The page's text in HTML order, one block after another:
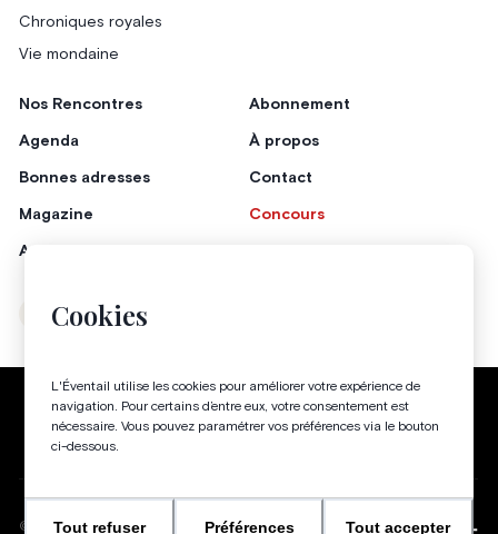
Cookies
L'Éventail utilise les cookies pour améliorer votre expérience de
navigation. Pour certains d’entre eux, votre consentement est
nécessaire. Vous pouvez paramétrer vos préférences via le bouton
ci-dessous.
Tout refuser Préférences Tout accepter
Chroniques royales
Vie mondaine
Nos Rencontres
Agenda
Bonnes adresses
Magazine
Annonceurs
Abonnement
À propos
Contact
Concours
Instagram
Politique de confidentialité Conditions générales
Gestion des cookies
© 2026-TOUS DROITS RÉSERVÉS WEBSITE BY